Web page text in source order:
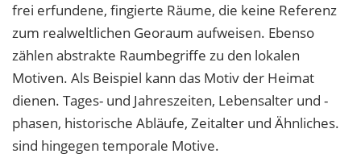
frei erfundene, fingierte Räume, die keine Referenz
zum realweltlichen Georaum aufweisen. Ebenso
zählen abstrakte Raumbegriffe zu den lokalen
Motiven. Als Beispiel kann das Motiv der Heimat
dienen. Tages- und Jahreszeiten, Lebensalter und -
phasen, historische Abläufe, Zeitalter und Ähnliches.
sind hingegen temporale Motive.